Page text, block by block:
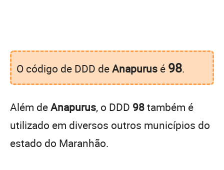
O código de DDD deAnapurus é 98.
Além deAnapurus, o DDD 98também é
utilizado em diversos outros municípios do
estado do Maranhão.